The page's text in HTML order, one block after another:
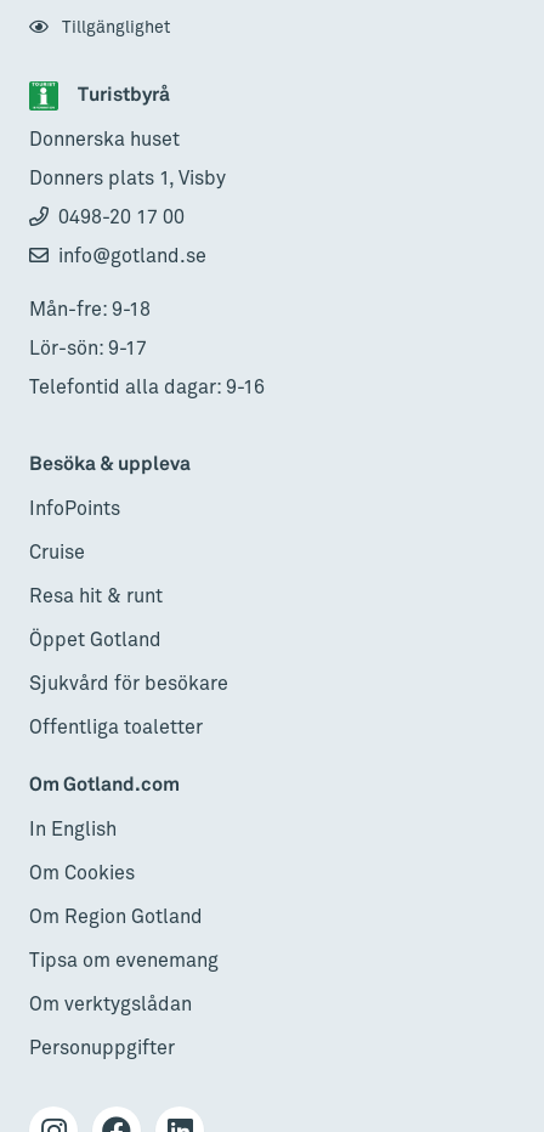
Turistbyrå
Donnerska huset
Donners plats 1, Visby
0498-20 17 00
info@gotland.se
Mån-fre: 9-18
Lör-sön: 9-17
Telefontid alla dagar: 9-16
Besöka & uppleva
InfoPoints
Cruise
Resa hit & runt
Öppet Gotland
Sjukvård för besökare
Offentliga toaletter
Om Gotland.com
In English
Om Cookies
Om Region Gotland
Tipsa om evenemang
Om verktygslådan
Personuppgifter
Tillgänglighet